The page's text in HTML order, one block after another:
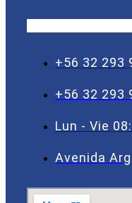
+56 32 293
+56 32 293
Lun - Vie
Avenida